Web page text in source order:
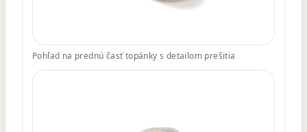
Pohľad na prednú časť topánky s detailom prešitia